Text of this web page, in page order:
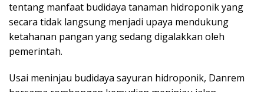
tentang manfaat budidaya tanaman hidroponik yang
secara tidak langsung menjadi upaya mendukung
ketahanan pangan yang sedang digalakkan oleh
pemerintah.
Usai meninjau budidaya sayuran hidroponik, Danrem